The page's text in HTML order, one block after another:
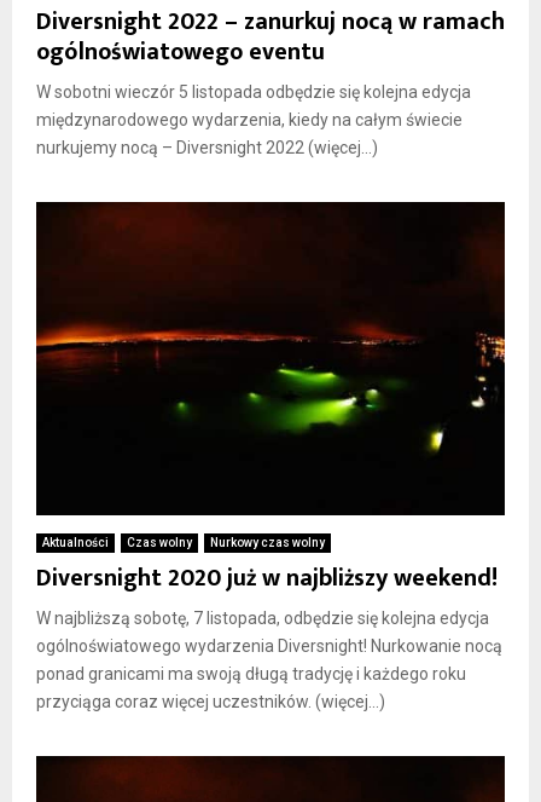
Diversnight 2022 – zanurkuj nocą w ramach
ogólnoświatowego eventu
W sobotni wieczór 5 listopada odbędzie się kolejna edycja
międzynarodowego wydarzenia, kiedy na całym świecie
nurkujemy nocą – Diversnight 2022 (więcej…)
Aktualności Czas wolny Nurkowy czas wolny
Diversnight 2020 już w najbliższy weekend!
W najbliższą sobotę, 7 listopada, odbędzie się kolejna edycja
ogólnoświatowego wydarzenia Diversnight! Nurkowanie nocą
ponad granicami ma swoją długą tradycję i każdego roku
przyciąga coraz więcej uczestników. (więcej…)